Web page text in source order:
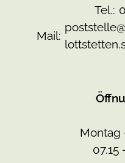
Tel.:
Mail:
Montag
07.15